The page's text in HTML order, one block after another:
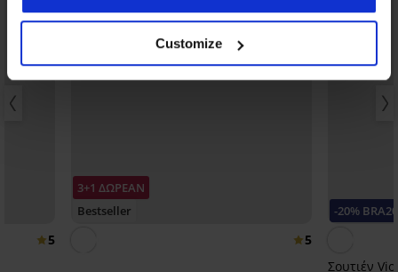
Customize
5
3+1 ΔΩΡΕΑΝ
Bestseller
5
-20% BRA20
Σουτιέν